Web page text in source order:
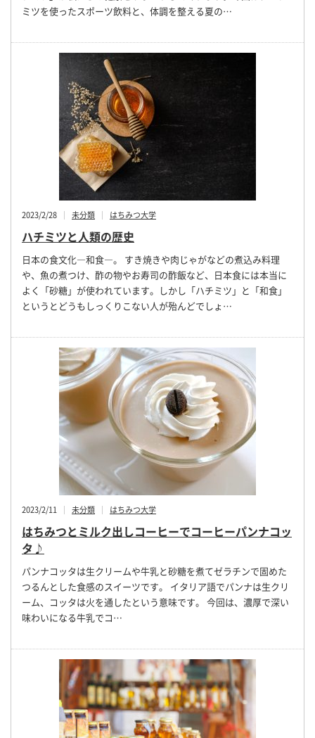
ミツを使ったスポーツ飲料と、体調を整える夏の…
2023/2/28 未分類 はちみつ大学
ハチミツと人類の歴史
日本の食文化―和食―。 すき焼きや肉じゃがなどの煮込み料理
や、魚の煮つけ、酢の物やお寿司の酢飯など、日本食には本当に
よく「砂糖」が使われています。しかし「ハチミツ」と「和食」
というとどうもしっくりこない人が殆んどでしょ…
2023/2/11 未分類 はちみつ大学
はちみつとミルク出しコーヒーでコーヒーパンナコッ
タ♪
パンナコッタは生クリームや牛乳と砂糖を煮てゼラチンで固めた
つるんとした食感のスイーツです。 イタリア語でパンナは生クリ
ーム、コッタは火を通したという意味です。 今回は、濃厚で深い
味わいになる牛乳でコ…